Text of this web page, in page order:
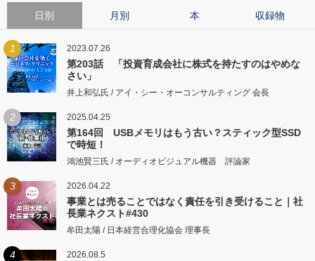
日別 月別 本 収録物
1 2023.07.26
第203話 「投資育成会社に株式を持たすのはやめな
さい」
井上和弘氏 / アイ・シー・オーコンサルティング 会長
2 2025.04.25
第164回 USBメモリはもう古い？スティック型SSD
で時短！
鴻池賢三氏 / オーディオビジュアル機器 評論家
3 2026.04.22
事業とは売ることではなく責任を引き受けること｜社
長業ネクスト#430
牟田太陽 / 日本経営合理化協会 理事長
4 2026.08.5